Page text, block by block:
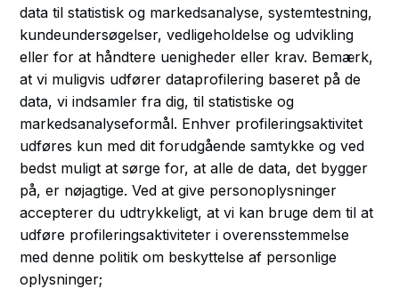
data til statistisk og markedsanalyse, systemtestning,
kundeundersøgelser, vedligeholdelse og udvikling
eller for at håndtere uenigheder eller krav. Bemærk,
at vi muligvis udfører dataprofilering baseret på de
data, vi indsamler fra dig, til statistiske og
markedsanalyseformål. Enhver profileringsaktivitet
udføres kun med dit forudgående samtykke og ved
bedst muligt at sørge for, at alle de data, det bygger
på, er nøjagtige. Ved at give personoplysninger
accepterer du udtrykkeligt, at vi kan bruge dem til at
udføre profileringsaktiviteter i overensstemmelse
med denne politik om beskyttelse af personlige
oplysninger;